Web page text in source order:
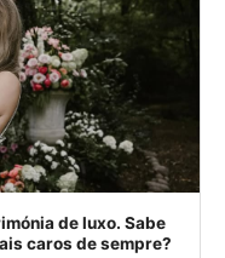
de luxo. Sabe
caros de sempre?